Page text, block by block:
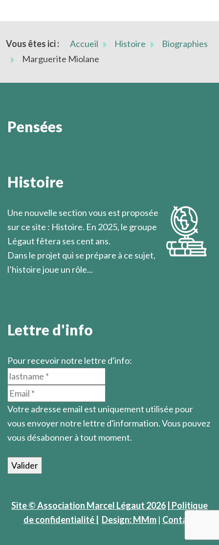
Vous êtes ici : Accueil Histoire
Biographies
Marguerite Miolane
Pensées
propre dénuement, il peut être le prochain de
Marcel Légaut
Histoire
Une nouvelle section vous est proposée
sur ce site : Histoire. En 2025, le groupe
Légaut fêtera ses cent ans.
Dans le projet qui se prépare à ce sujet,
l’histoire joue un rôle...
Lettre d'info
Pour recevoir notre lettre d'info:
Votre adresse email est uniquement utilisée pour
vous envoyer notre lettre d'information. Vous pouvez
vous désabonner à tout moment.
Site © Association Marcel Légaut 2026 | Politique
de confidentialité |
Design: MMm | Contact